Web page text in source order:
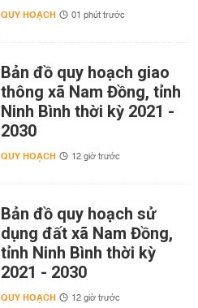
QUY HOẠCH 01 phút trước
Bản đồ quy hoạch giao
thông xã Nam Đồng, tỉnh
Ninh Bình thời kỳ 2021 -
2030
QUY HOẠCH 12 giờ trước
Bản đồ quy hoạch sử
dụng đất xã Nam Đồng,
tỉnh Ninh Bình thời kỳ
2021 - 2030
QUY HOẠCH 12 giờ trước